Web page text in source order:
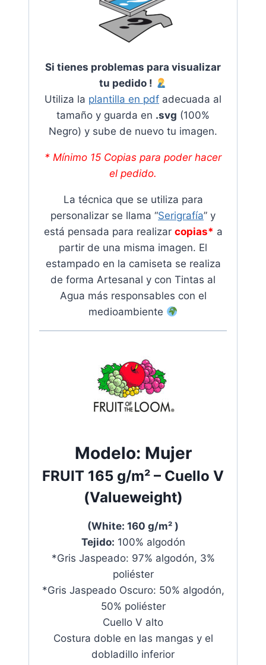
Si tienes problemas para visualizar
tu pedido !
Utiliza la plantilla en pdf adecuada al
tamaño y guarda en .svg (100%
Negro) y sube de nuevo tu imagen.
* Mínimo 15 Copias para poder hacer
el pedido.
La técnica que se utiliza para
personalizar se llama “Serigrafía” y
está pensada para realizar copias* a
partir de una misma imagen. El
estampado en la camiseta se realiza
de forma Artesanal y con Tintas al
Agua más responsables con el
medioambiente
Modelo: Mujer
FRUIT 165 g/m² – Cuello V
(Valueweight)
(White: 160 g/m² )
Tejido: 100% algodón
*Gris Jaspeado: 97% algodón, 3%
poliéster
*Gris Jaspeado Oscuro: 50% algodón,
50% poliéster
Cuello V alto
Costura doble en las mangas y el
dobladillo inferior